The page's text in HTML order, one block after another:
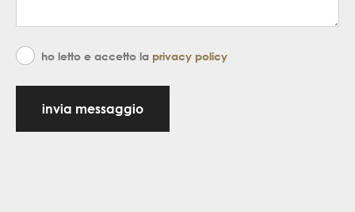
ho letto e accetto la privacy policy
invia messaggio